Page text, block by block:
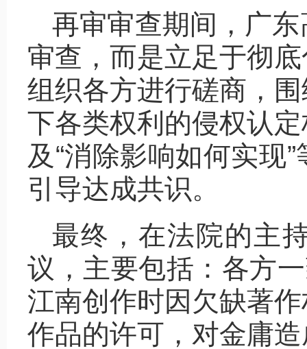
再审审查期间，广
审查，而是立足于彻
组织各方进行磋商，围
下各类权利的侵权认定
及“消除影响如何实现
引导达成共识。
最终，在法院的主
议，主要包括：各方
江南创作时因欠缺著
作品的许可，对金庸